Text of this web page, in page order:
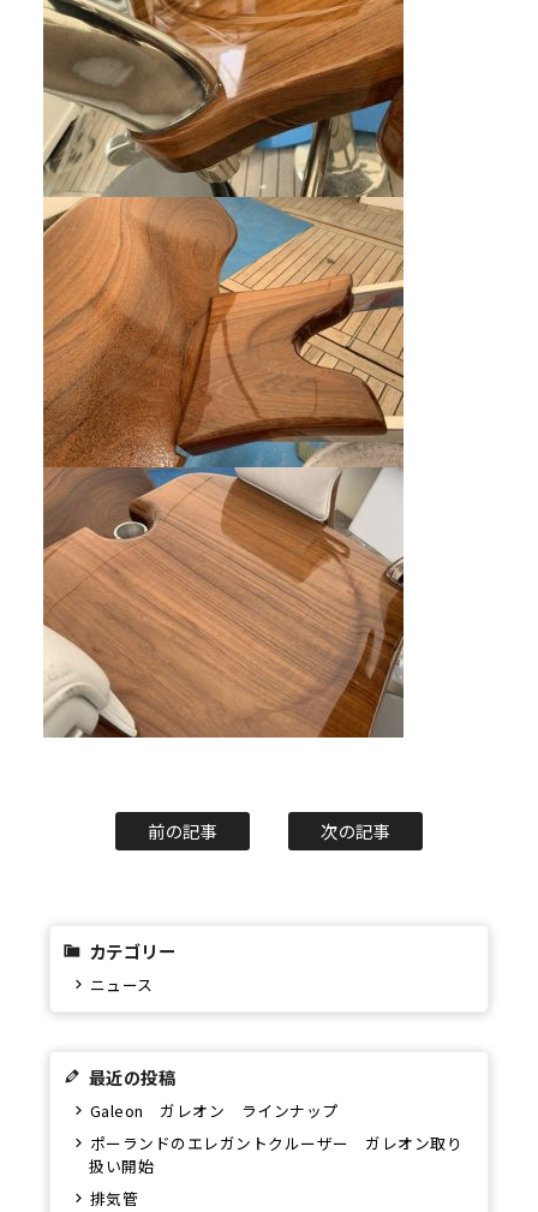
前の記事 次の記事
カテゴリー
ニュース
最近の投稿
Galeon ガレオン ラインナップ
ポーランドのエレガントクルーザー ガレオン取り
扱い開始
排気管